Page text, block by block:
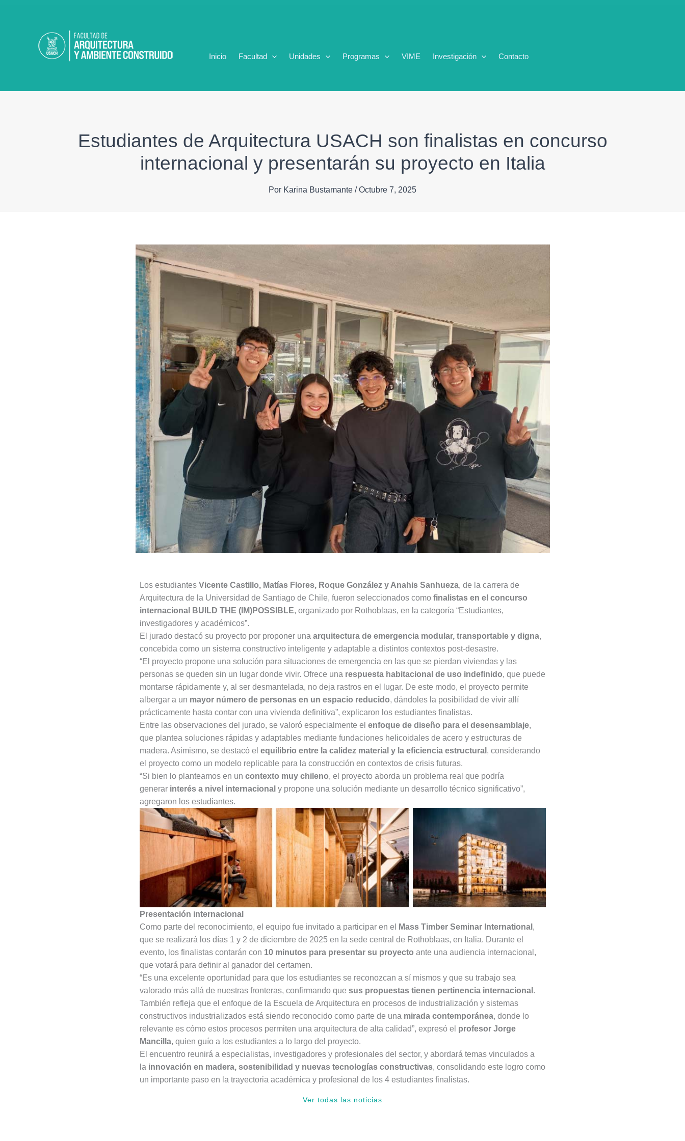
Inicio Facultad Unidades Programas VIME Investigación Contacto
Estudiantes de Arquitectura USACH son finalistas en concurso
internacional y presentarán su proyecto en Italia
Por Karina Bustamante /Octubre 7, 2025
Los estudiantesVicente Castillo, Matías Flores, Roque González y Anahis Sanhueza, de la carrera de
Arquitectura de la Universidad de Santiago de Chile, fueron seleccionados como finalistas en el concurso
internacional BUILD THE (IM)POSSIBLE, organizado por Rothoblaas, en la categoría “Estudiantes,
investigadores y académicos”.
El jurado destacó su proyecto por proponer una arquitectura de emergencia modular, transportable y digna,
concebida como un sistema constructivo inteligente y adaptable a distintos contextos post-desastre.
“El proyecto propone una solución para situaciones de emergencia en las que se pierdan viviendas y las
personas se queden sin un lugar donde vivir. Ofrece una respuesta habitacional de uso indefinido, que puede
montarse rápidamente y, al ser desmantelada, no deja rastros en el lugar. De este modo, el proyecto permite
albergar a un mayor número de personas en un espacio reducido, dándoles la posibilidad de vivir allí
prácticamente hasta contar con una vivienda definitiva”, explicaron los estudiantes finalistas.
Entre las observaciones del jurado, se valoró especialmente el enfoque de diseño para el desensamblaje,
que plantea soluciones rápidas y adaptables mediante fundaciones helicoidales de acero y estructuras de
madera. Asimismo, se destacó el equilibrio entre la calidez material y la eficiencia estructural , considerando
el proyecto como un modelo replicable para la construcción en contextos de crisis futuras.
“Si bien lo planteamos en un contexto muy chileno, el proyecto aborda un problema real que podría
generar interés a nivel internacional y propone una solución mediante un desarrollo técnico significativo”,
agregaron los estudiantes.
Presentación internacional
Como parte del reconocimiento, el equipo fue invitado a participar en el
Mass Timber Seminar International ,
que se realizará los días 1 y 2 de diciembre de 2025 en la sede central de Rothoblaas, en Italia. Durante el
evento, los finalistas contarán con 10 minutos para presentar su proyecto ante una audiencia internacional,
que votará para definir al ganador del certamen.
“Es una excelente oportunidad para que los estudiantes se reconozcan a sí mismos y que su trabajo sea
valorado más allá de nuestras fronteras, confirmando que sus propuestas tienen pertinencia internacional .
También refleja que el enfoque de la Escuela de Arquitectura en procesos de industrialización y sistemas
constructivos industrializados está siendo reconocido como parte de una mirada contemporánea, donde lo
relevante es cómo estos procesos permiten una arquitectura de alta calidad”, expresó el profesor Jorge
Mancilla, quien guío a los estudiantes a lo largo del proyecto.
El encuentro reunirá a especialistas, investigadores y profesionales del sector, y abordará temas vinculados a
la innovación en madera, sostenibilidad y nuevas tecnologías constructivas, consolidando este logro como
un importante paso en la trayectoria académica y profesional de los 4 estudiantes finalistas.
Ver todas las noticias